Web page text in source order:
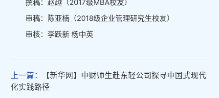
撰稿：赵越（2017级MBA校友）
审稿：陈亚楠（2018级企业管理研究生校友）
审核：李跃新 杨中英
上一篇：
【新华网】中财师生赴东轻公司探寻中国式现代
化实践路径